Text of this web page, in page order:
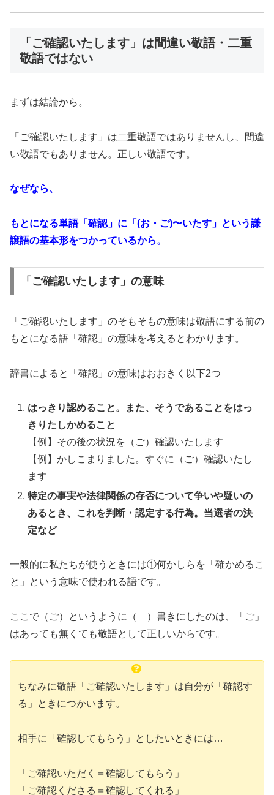
「ご確認いたします」は間違い敬語・二重
敬語ではない
まずは結論から。
「ご確認いたします」は二重敬語ではありませんし、間違
い敬語でもありません。正しい敬語です。
なぜなら、
もとになる単語「確認」に「(お・ご)〜いたす」という謙
譲語の基本形をつかっているから。
「ご確認いたします」の意味
「ご確認いたします」のそもそもの意味は敬語にする前の
もとになる語「確認」の意味を考えるとわかります。
辞書によると「確認」の意味はおおきく以下2つ
はっきり認めること。また、そうであることをはっ
きりたしかめること
【例】その後の状況を（ご）確認いたします
【例】かしこまりました。すぐに（ご）確認いたし
ます
特定の事実や法律関係の存否について争いや疑いの
あるとき、これを判断・認定する行為。当選者の決
定など
一般的に私たちが使うときには①何かしらを「確かめるこ
と」という意味で使われる語です。
ここで（ご）というように（ ）書きにしたのは、「ご」
はあっても無くても敬語として正しいからです。
ちなみに敬語「ご確認いたします」は自分が「確認す
る」ときにつかいます。
相手に「確認してもらう」としたいときには…
「ご確認いただく＝確認してもらう」
「ご確認くださる＝確認してくれる」